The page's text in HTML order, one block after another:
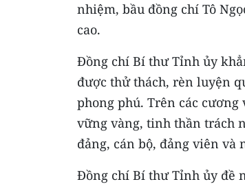
nhiệm, bầu đồng chí Tô
cao.
Đồng chí Bí thư Tỉnh ủy
được thử thách, rèn luyện
phong phú. Trên các
vững vàng, tinh thần trách
đảng, cán bộ, đảng viên và
Đồng chí Bí thư Tỉnh ủy đề